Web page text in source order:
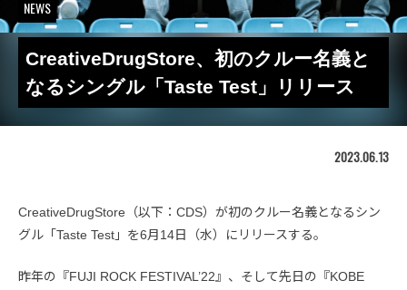
NEWS
CreativeDrugStore、初のクルー名義と
なるシングル「Taste Test」リリース
2023.06.13
CreativeDrugStore（以下：CDS）が初のクルー名義となるシン
グル「Taste Test」を6月14日（水）にリリースする。
昨年の『FUJI ROCK FESTIVAL’22』、そして先日の『KOBE